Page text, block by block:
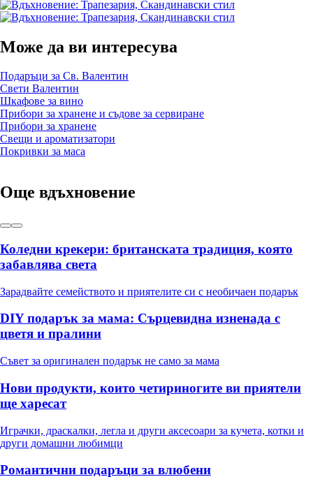
Може да ви интересува
Подаръци за Св. Валентин
Свети Валентин
Шкафове за вино
Прибори за хранене и съдове за сервиране
Прибори за хранене
Свещи и ароматизатори
Покривки за маса
Още вдъхновение
Коледни крекери: британската традиция, която
забавлява света
Зарадвайте семейството и приятелите си с необичаен подарък
DIY подарък за мама: Сърцевидна изненада с
цветя и пралини
Съвет за оригинален подарък не само за мама
Нови продукти, които четириногите ви приятели
ще харесат
Играчки, драскалки, легла и други аксесоари за кучета, котки и
други домашни любимци
Романтични подаръци за влюбени